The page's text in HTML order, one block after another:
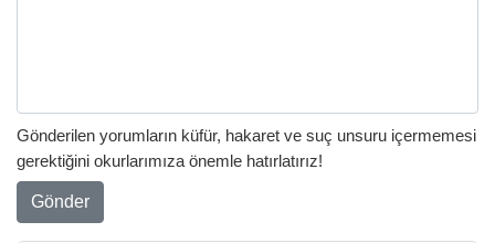
Gönderilen yorumların küfür, hakaret ve suç unsuru içermemesi
gerektiğini okurlarımıza önemle hatırlatırız!
Gönder